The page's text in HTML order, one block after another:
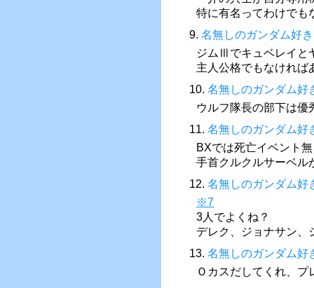
特に有名ってわけでも
9. 名無しのガンダム好き
ジムⅢでキュベレイと
主人公格でもなければ
10. 名無しのガンダム好
ウルフ隊長の部下は優
11. 名無しのガンダム好
BXでは死亡イベント
手首クルクルサーベル
12. 名無しのガンダム好
※7
3人でよくね？
デレク、ジョナサン、
13. 名無しのガンダム好
Ｏカスだしてくれ、プ